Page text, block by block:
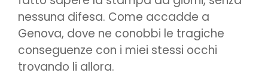
nessuna difesa. Come accadde a
Genova, dove ne conobbi le tragiche
conseguenze con i miei stessi occhi
trovando li allora.